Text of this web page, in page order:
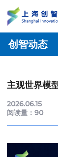
创智动态
主观世界模
2026.06.15
阅读量： 90